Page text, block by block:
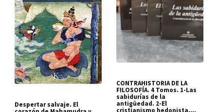
Despertar salvaje. El
CONTRAHISTORIA DE LA
FILOSOFÍA. 4 Tomos. 1-Las
sabidurías de la
antigüedad. 2-El
cristianismo hedonista....